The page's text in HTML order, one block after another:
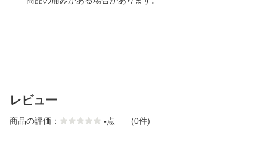
レビュー
商品の評価： -点 (0件)